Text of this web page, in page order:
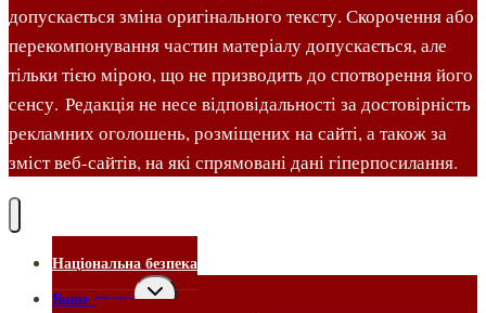
допускається зміна оригінального тексту. Скорочення або
перекомпонування частин матеріалу допускається, але
тільки тією мірою, що не призводить до спотворення його
сенсу. Редакція не несе відповідальності за достовірність
рекламних оголошень, розміщених на сайті, а також за
зміст веб-сайтів, на які спрямовані дані гіперпосилання.
Національна безпека
Ваше право